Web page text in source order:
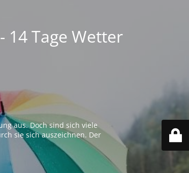
14 Tage Wetter
aus. Doch sind sich viele
sie sich auszeichnen. Der